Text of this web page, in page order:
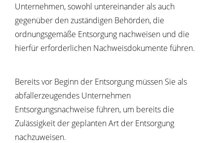
Unternehmen, sowohl untereinander als auch
gegenüber den zuständigen Behörden, die
ordnungsgemäße Entsorgung nachweisen und die
hierfür erforderlichen Nachweisdokumente führen.
Bereits vor Beginn der Entsorgung müssen Sie als
abfallerzeugendes Unternehmen
Entsorgungsnachweise führen, um bereits die
Zulässigkeit der geplanten Art der Entsorgung
nachzuweisen.